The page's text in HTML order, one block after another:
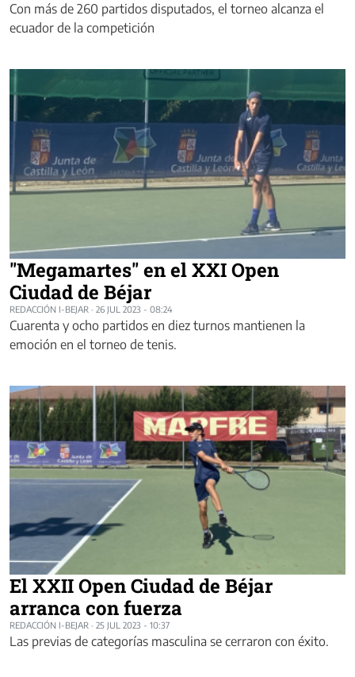
Con más de 260 partidos disputados, el torneo alcanza el
ecuador de la competición
"Megamartes" en el XXI Open
Ciudad de Béjar
REDACCIÓN I-BEJAR · 26 JUL 2023 - 08:24
Cuarenta y ocho partidos en diez turnos mantienen la
emoción en el torneo de tenis.
El XXII Open Ciudad de Béjar
arranca con fuerza
REDACCIÓN I-BEJAR · 25 JUL 2023 - 10:37
Las previas de categorías masculina se cerraron con éxito.